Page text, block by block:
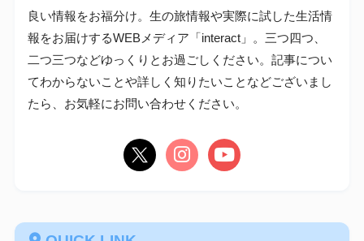
良い情報をお福分け。生の旅情報や実際に試した生活情
報をお届けするWEBメディア「interact」。三つ四つ、
二つ三つなどゆっくりとお過ごしください。記事につい
てわからないことや詳しく知りたいことなどございまし
たら、お気軽にお問い合わせください。